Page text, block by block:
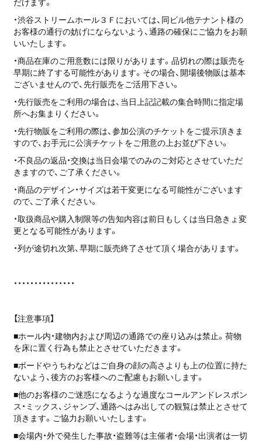
だけます。
・渋谷ストリームホール３Ｆにおいては、同ビル他テナント様の
お客様の通行の妨げにならないよう、通路の確保にご協力をお願
いいたします。
・商品在庫のご用意数には限りがあります。品切れの際は販売を
早期に終了する可能性があります。その場合、開場後物販は基本
ございませんので、先行販売をご活用下さい。
・先行販売をご利用の場合は、当日上記記載の集合時間に指定場
所へお集まりください。
・先行物販をご利用の際は、参加公演のチケットをご提示頂きま
すので、お手元に公演チケットをご用意の上お並び下さい。
・不良品の返品・交換は当日会場でのみのご対応とさせていただ
きますので、ご了承ください。
・商品のデザイン・サイズは若干変更になる可能性がございます
ので、ご了承ください。
・取扱商品や購入制限等の告知内容は前日もしくは当日急きょ変
更となる可能性があります。
・列が途切れ次第、早期に販売終了させて頂く場合があります。
・・・・・・・・・・・・・・・
【注意事項】
■ホール内・建物内および周辺の通路での座り込みは禁止。荷物
を床に置く行為も禁止とさせていただきます。
■ボードやうちわなどはご自身の顔の高さよりも上の位置に持た
ないよう、後方のお客様へのご配慮もお願いします。
■他のお客様のご迷惑になるような過度なコールアンドレスポン
ス・ミックス、ジャンプ、通路へはみ出しての観覧は禁止とさせて
頂きます。ご協力お願いいたします。
■会場内・外で発生した事故・盗難等は主催者・会場・出演者は一切